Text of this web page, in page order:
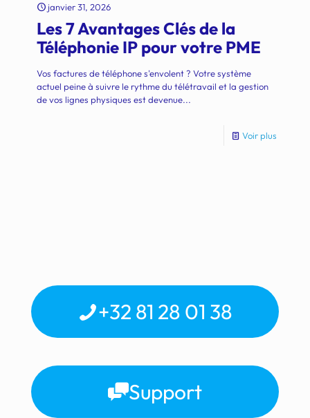
janvier 31, 2026
Les 7 Avantages Clés de la
Téléphonie IP pour votre PME
Vos factures de téléphone s'envolent ? Votre système
actuel peine à suivre le rythme du télétravail et la gestion
de vos lignes physiques est devenue...
Voir plus
+32 81 28 01 38
Support